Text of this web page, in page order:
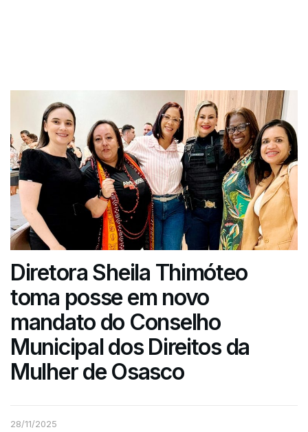
Diretora Sheila Thimóteo
toma posse em novo
mandato do Conselho
Municipal dos Direitos da
Mulher de Osasco
28/11/2025